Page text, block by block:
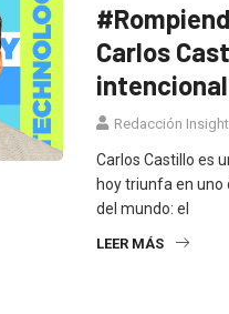
Carlos
Redacción
Carlos Castillo es
hoy triunfa en
del mundo: el
LEER MÁS